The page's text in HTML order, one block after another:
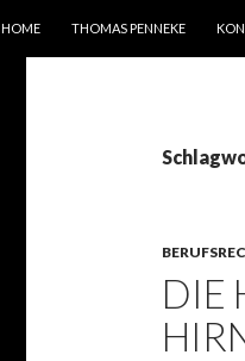
HOME
THOMAS PENNEKE
DIE